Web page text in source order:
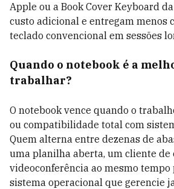
Apple ou a Book Cover Keyboard
custo adicional e entregam menos
teclado convencional em sessões
Quando o notebook é a
trabalhar?
O notebook vence quando o
ou compatibilidade total com
Quem alterna entre dezenas de
uma planilha aberta, um cliente de
videoconferência ao mesmo tempo
sistema operacional que gerencie